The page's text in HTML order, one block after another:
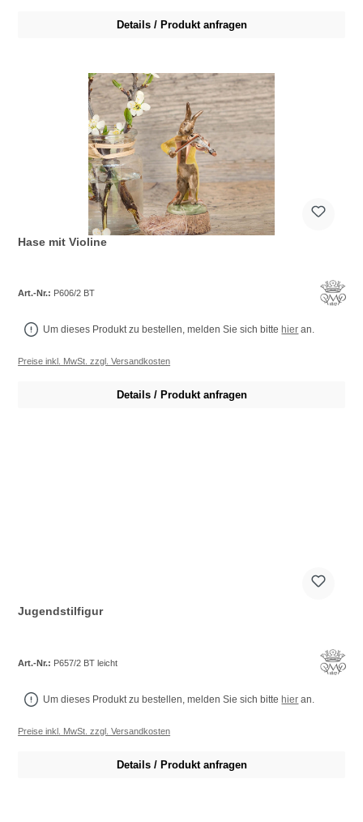
Details / Produkt anfragen
Hase mit Violine
Art.-Nr.: P606/2 BT
Um dieses Produkt zu bestellen, melden Sie sich bitte hier an.
Preise inkl. MwSt. zzgl. Versandkosten
Details / Produkt anfragen
Jugendstilfigur
Art.-Nr.: P657/2 BT leicht
Um dieses Produkt zu bestellen, melden Sie sich bittehier an.
Preise inkl. MwSt. zzgl. Versandkosten
Details / Produkt anfragen